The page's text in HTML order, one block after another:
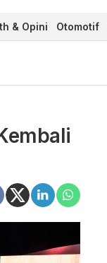
& Opini Otomotif